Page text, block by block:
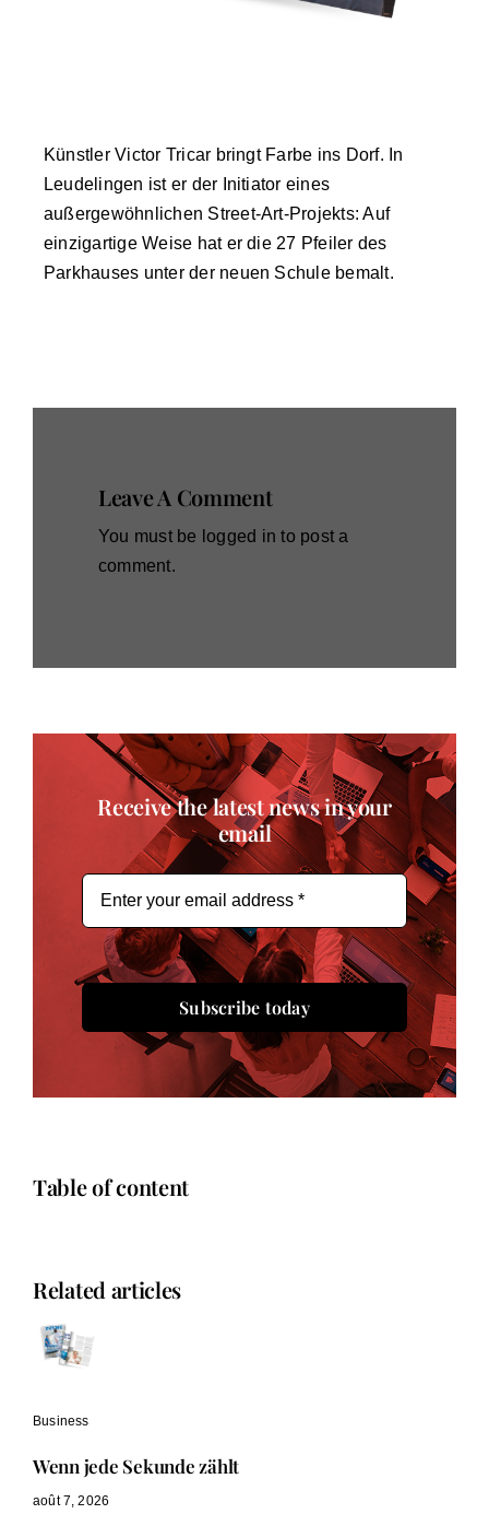
Künstler Victor Tricar bringt Farbe ins Dorf. In
Leudelingen ist er der Initiator eines
außergewöhnlichen Street-Art-Projekts: Auf
einzigartige Weise hat er die 27 Pfeiler des
Parkhauses unter der neuen Schule bemalt.
Leave A Comment
You must be logged in to post a
comment.
Receive the latest news in your
email
Subscribe today
Table of content
Related articles
Business
Wenn jede Sekunde zählt
août 7, 2026